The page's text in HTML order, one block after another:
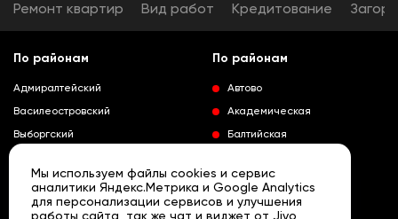
Ремонт квартир Вид работ Кредитование
По районам
Адмиралтейский
Василеостровский
Выборгский
Колпинский
Красногвардейский
По районам
Автово
Академическая
Балтийская
Выборгская
Гражданский проспект
Мы используем файлы cookies и сервис
аналитики Яндекс.Метрика и Google Analytics
для персонализации сервисов и улучшения
работы сайта, так же чат и виджет от Jivo